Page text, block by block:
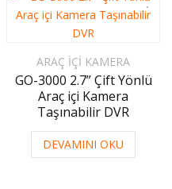
ARAÇ İÇI KAMERA
GO-3000 2.7” Çift Yönlü
Araç içi Kamera
Taşınabilir DVR
DEVAMINI OKU